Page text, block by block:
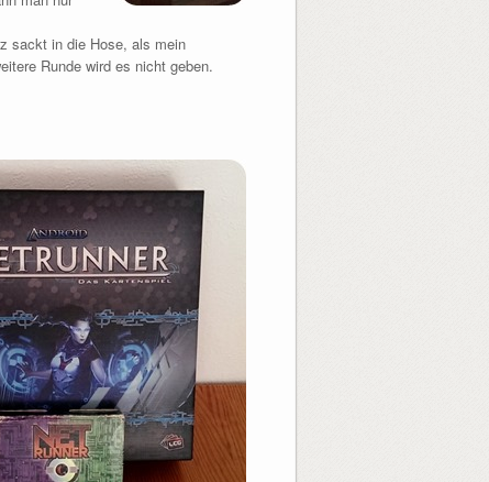
sackt in die Hose, als mein
Runde wird es nicht geben.